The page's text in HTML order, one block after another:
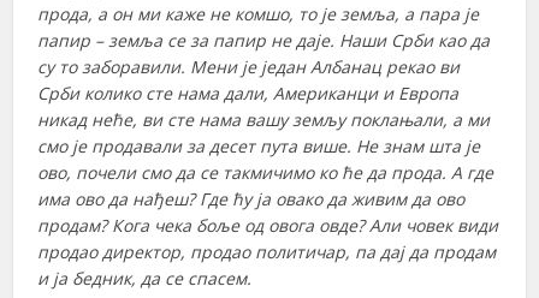
прода, а он ми каже не комшо, то је земља, а пара је
папир – земља се за папир не даје. Наши Срби као да
су то заборавили. Мени је један Албанац рекао ви
Срби колико сте нама дали, Американци и Европа
никад неће, ви сте нама вашу земљу поклањали, а ми
смо је продавали за десет пута више. Не знам шта је
ово, почели смо да се такмичимо ко ће да прода. А где
има ово да нађеш? Где ћу ја овако да живим да ово
продам? Кога чека боље од овога овде? Али човек види
продао директор, продао политичар, па дај да продам
и ја бедник, да се спасем.